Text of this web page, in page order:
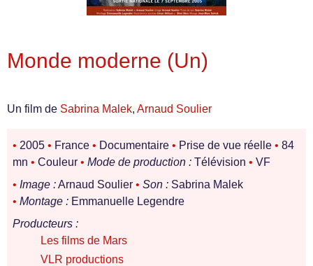
Monde moderne (Un)
Un film de Sabrina Malek, Arnaud Soulier
• 2005 • France • Documentaire • Prise de vue réelle • 84
mn • Couleur • Mode de production : Télévision • VF
• Image :Arnaud Soulier • Son : Sabrina Malek
• Montage : Emmanuelle Legendre
Producteurs :
Les films de Mars
VLR productions